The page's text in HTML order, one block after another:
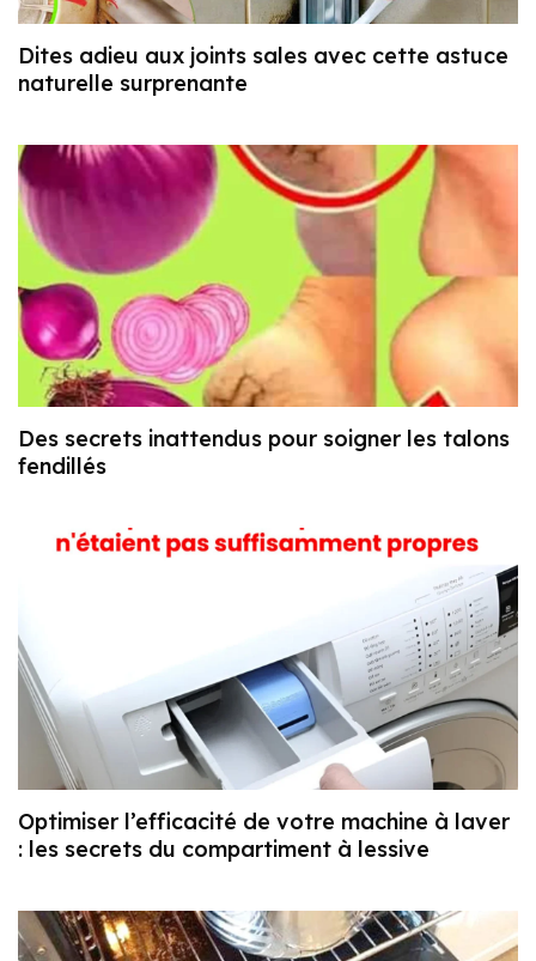
Dites adieu aux joints sales avec cette astuce
naturelle surprenante
Des secrets inattendus pour soigner les talons
fendillés
Optimiser l’efficacité de votre machine à laver
: les secrets du compartiment à lessive